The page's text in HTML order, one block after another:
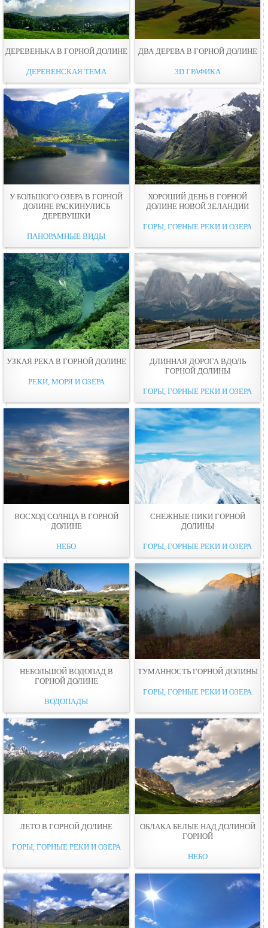
ДЕРЕВЕНЬКА В ГОРНОЙ ДОЛИНЕ
ДЕРЕВЕНСКАЯ ТЕМА
ДВА ДЕРЕВА В ГОРНОЙ ДОЛИНЕ
3D ГРАФИКА
У БОЛЬШОГО ОЗЕРА В ГОРНОЙ
ДОЛИНЕ РАСКИНУЛИСЬ
ДЕРЕВУШКИ
ПАНОРАМНЫЕ ВИДЫ
ХОРОШИЙ ДЕНЬ В ГОРНОЙ
ДОЛИНЕ НОВОЙ ЗЕЛАНДИИ
ГОРЫ, ГОРНЫЕ РЕКИ И ОЗЕРА
УЗКАЯ РЕКА В ГОРНОЙ ДОЛИНЕ
РЕКИ, МОРЯ И ОЗЕРА
ДЛИННАЯ ДОРОГА ВДОЛЬ
ГОРНОЙ ДОЛИНЫ
ГОРЫ, ГОРНЫЕ РЕКИ И ОЗЕРА
ВОСХОД СОЛНЦА В ГОРНОЙ
ДОЛИНЕ
НЕБО
СНЕЖНЫЕ ПИКИ ГОРНОЙ
ДОЛИНЫ
ГОРЫ, ГОРНЫЕ РЕКИ И ОЗЕРА
НЕБОЛЬШОЙ ВОДОПАД В
ГОРНОЙ ДОЛИНЕ
ВОДОПАДЫ
ТУМАННОСТЬ ГОРНОЙ ДОЛИНЫ
ГОРЫ, ГОРНЫЕ РЕКИ И ОЗЕРА
ЛЕТО В ГОРНОЙ ДОЛИНЕ
ГОРЫ, ГОРНЫЕ РЕКИ И ОЗЕРА
ОБЛАКА БЕЛЫЕ НАД ДОЛИНОЙ
ГОРНОЙ
НЕБО